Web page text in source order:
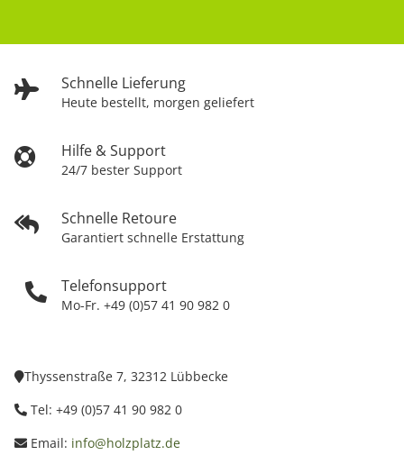
Schnelle Lieferung
Heute bestellt, morgen geliefert
Hilfe & Support
24/7 bester Support
Schnelle Retoure
Garantiert schnelle Erstattung
Telefonsupport
Mo-Fr. +49 (0)57 41 90 982 0
Thyssenstraße 7, 32312 Lübbecke
Tel: +49 (0)57 41 90 982 0
Email: info@holzplatz.de